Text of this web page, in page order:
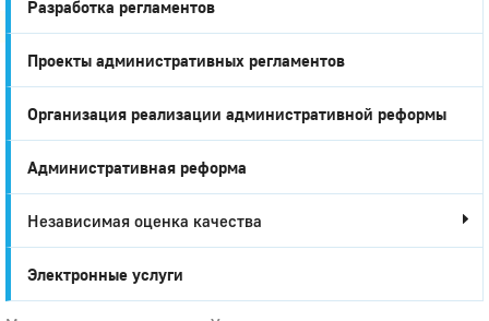
Разработка регламентов
Проекты административных регламентов
Организация реализации административной реформы
Административная реформа
Независимая оценка качества
Электронные услуги